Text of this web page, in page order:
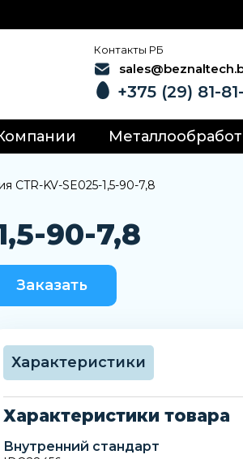
Контакты РБ
+375 (29) 81-
CTR-KV-SE025-1,5-90-7,8
90-7,8
Заказать
Характеристики
Характеристики товара
Внутренний стандарт